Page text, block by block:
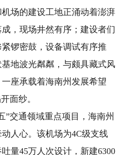
场的建设工地正涌动着澎湃
，现场井然有序；建设者们
锣密鼓，设备调试有序推
地波光粼粼，与颇具藏式风
座承载着海南州发展希望
面纱。
通领域重点项目，海南州
人心。该机场为4C级支线
量45万人次设计，新建6300